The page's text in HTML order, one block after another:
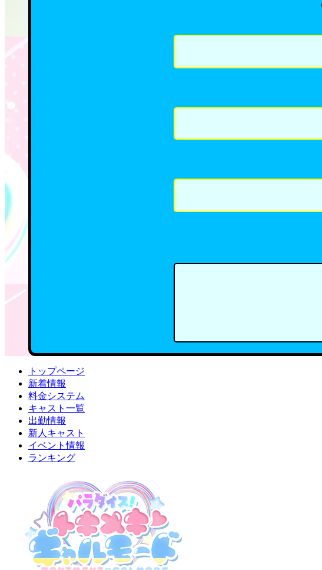
トップページ
新着情報
料金システム
キャスト一覧
出勤情報
新人キャスト
イベント情報
ランキング